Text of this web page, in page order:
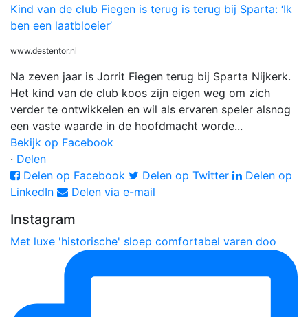
Kind van de club Fiegen is terug is terug bij Sparta: ‘Ik
ben een laatbloeier’
www.destentor.nl
Na zeven jaar is Jorrit Fiegen terug bij Sparta Nijkerk.
Het kind van de club koos zijn eigen weg om zich
verder te ontwikkelen en wil als ervaren speler alsnog
een vaste waarde in de hoofdmacht worde...
Bekijk op Facebook
· Delen
Delen op Facebook
Delen op Twitter
Delen op
LinkedIn
Delen via e-mail
Instagram
Met luxe 'historische' sloep comfortabel varen doo